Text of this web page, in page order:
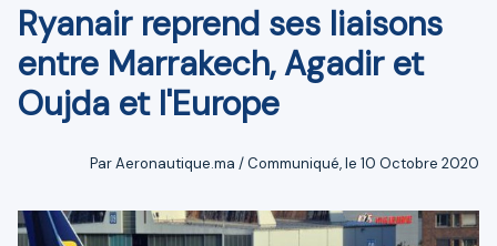
Ryanair reprend ses liaisons
entre Marrakech, Agadir et
Oujda et l'Europe
Par Aeronautique.ma / Communiqué, le 10 Octobre 2020